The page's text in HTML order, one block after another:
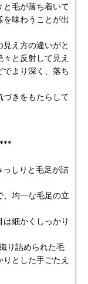
と毛が落ち着いて
味わうことが出
え方の違いがと
と反射して見え
でより深く、落ち
づきをもたらして
しりと毛足が詰
、均一な毛足の立
細かくしっかり
り詰められた毛
とした手ごたえ